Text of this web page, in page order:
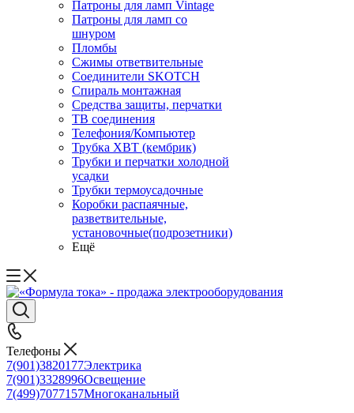
Патроны для ламп Vintage
Патроны для ламп со
шнуром
Пломбы
Сжимы ответвительные
Соединители SKOTCH
Спираль монтажная
Средства защиты, перчатки
ТВ соединения
Телефония/Компьютер
Трубка ХВТ (кембрик)
Трубки и перчатки холодной
усадки
Трубки термоусадочные
Коробки распаячные,
разветвительные,
установочные(подрозетники)
Ещё
Телефоны
7(901)3820177Электрика
7(901)3328996Освещение
7(499)7077157Многоканальный